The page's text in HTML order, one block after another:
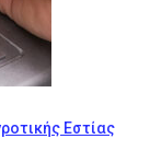
Εστίας